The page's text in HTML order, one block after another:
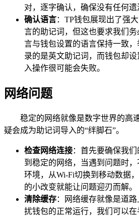
对，逐字确认，确保没有任何遗
确认语言：TP钱包展现出了强
言的助记词，但这也要求我们
言与钱包设置的语言保持一致
录的是英文助记词，而钱包却
入操作很可能会失败。
网络问题
稳定的网络就像是数字世界的高
疑会成为助记词导入的“绊脚石”。
检查网络连接：首先要确保我
到稳定的网络，当遇到问题时
环境，从Wi-Fi切换到移动数据
的小改变就能让问题迎刃而解。
清除缓存：网络缓存就像是道
扰钱包的正常运行，我们可以